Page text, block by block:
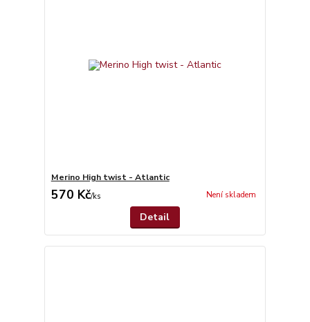
Merino High twist - Atlantic
570 Kč/ks Není skladem
Detail